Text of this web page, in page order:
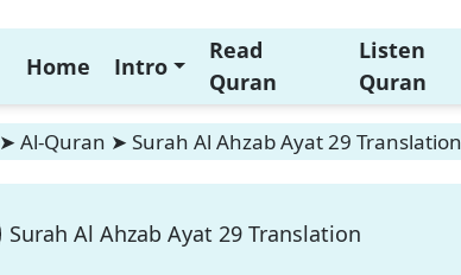
Home Intro
Read
Quran
Listen
Quran
➤ Al-Quran ➤ Surah Al Ahzab Ayat 29 Translation
Surah Al Ahzab Ayat 29 Translation